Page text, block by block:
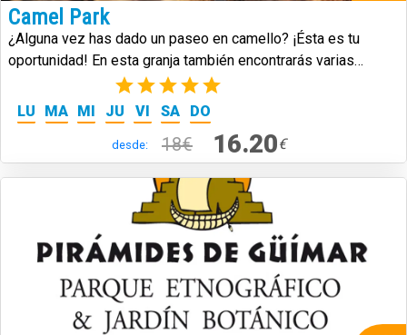
Camel Park
¿Alguna vez has dado un paseo en camello? ¡Ésta es tu
oportunidad! En esta granja también encontrarás varias
especies nativas de Canarias.
(3)
LU MA MI JU VI SA DO
desde: 18€ 16.20€